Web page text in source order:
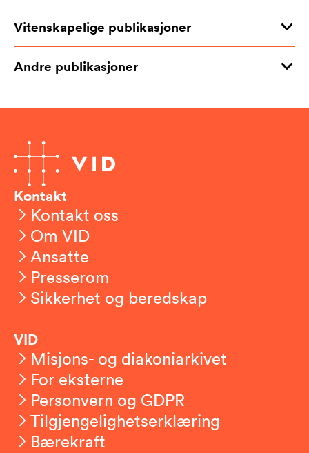
Vitenskapelige publikasjoner
Andre publikasjoner
Kontakt
Kontakt oss
Om VID
Ansatte
Presserom
Sikkerhet og beredskap
VID
Misjons- og diakoniarkivet
For eksterne
Personvern og GDPR
Tilgjengelighetserklæring
Bærekraft